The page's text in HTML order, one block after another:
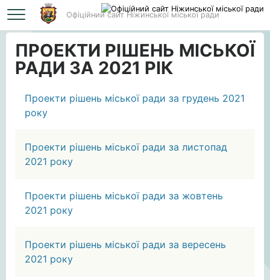
Офіційний сайт Ніжинської міської ради
Головна ПРОЕКТИ РІШЕНЬ МІСЬКОЇ РАДИ ЗА 2021 РІК
ПРОЕКТИ РІШЕНЬ МІСЬКОЇ
РАДИ ЗА 2021 РІК
Проекти рішень міської ради за грудень 2021
року
Проекти рішень міської ради за листопад
2021 року
Проекти рішень міської ради за жовтень
2021 року
Проекти рішень міської ради за вересень
2021 року